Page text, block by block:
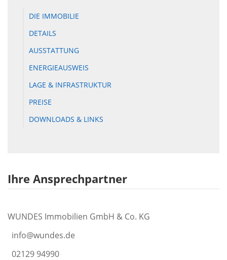
DIE IMMOBILIE
DETAILS
AUSSTATTUNG
ENERGIEAUSWEIS
LAGE & INFRASTRUKTUR
PREISE
DOWNLOADS & LINKS
Ihre Ansprechpartner
WUNDES Immobilien GmbH & Co. KG
info@wundes.de
02129 94990